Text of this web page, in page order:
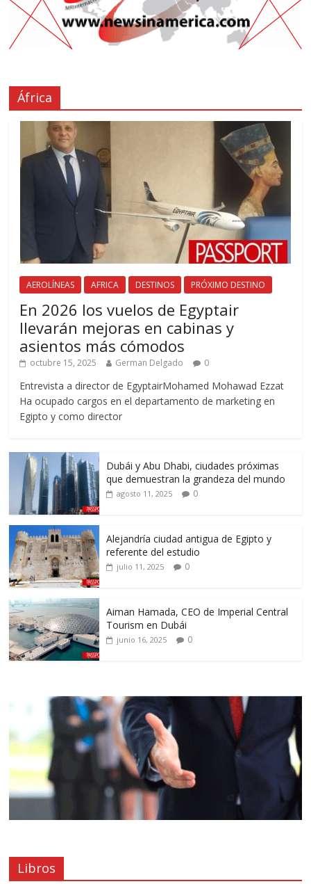
África
AEROLÍNEAS AFRICA DESTINOS PRÓXIMO DESTINO
En 2026 los vuelos de Egyptair
llevarán mejoras en cabinas y
asientos más cómodos
octubre 15, 2025 German Delgado 0
Entrevista a director de EgyptairMohamed Mohawad Ezzat
Ha ocupado cargos en el departamento de marketing en
Egipto y como director
Dubái y Abu Dhabi, ciudades próximas
que demuestran la grandeza del mundo
agosto 11, 2025 0
Alejandría ciudad antigua de Egipto y
referente del estudio
julio 11, 2025 0
Aiman Hamada, CEO de Imperial Central
Tourism en Dubái
junio 16, 2025 0
Libros